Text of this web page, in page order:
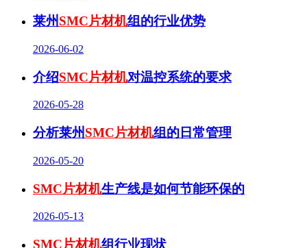
莱州SMC片材机组的行业优势
2026-06-02
介绍SMC片材机对温控系统的要求
2026-05-28
分析莱州SMC片材机组的日常管理
2026-05-20
SMC片材机生产线是如何节能环保的
2026-05-13
SMC片材机组行业现状